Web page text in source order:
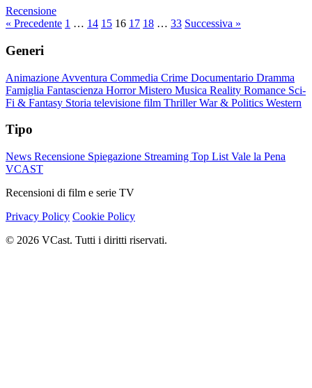
Recensione
Paginazione
degli
« Precedente 1 … 14 15 16 17 18 … 33 Successiva »
Generi
Animazione Avventura Commedia Crime Documentario Dramma
Famiglia Fantascienza HorrorMistero Musica Reality Romance Sci-
Fi & Fantasy Storia televisione film ThrillerWar & Politics Western
Tipo
News Recensione Spiegazione Streaming Top List Vale la Pena
VCAST
Recensioni di film e serie TV
Privacy Policy Cookie Policy
© 2026 VCast. Tutti i diritti riservati.